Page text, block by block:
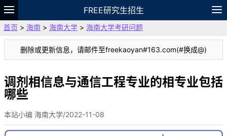
FREE研究生招生
题库
故事 专题 APP 笔记
VIP
资料
首页 > 海南 > 海南大学 > 海南大学考研问题
删除或更新信息，请邮件至freekaoyan#163.com(#换成@)
调剂相信息与通信工程专业的相专业包括
哪些
本站小编 海南大学/2022-11-08